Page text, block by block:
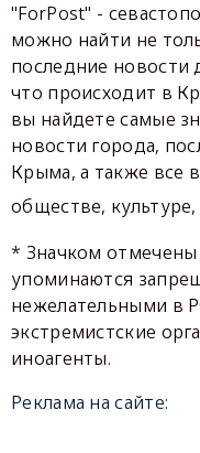
"ForPost" -
можно найти не
последние новости
что происходит в
вы найдете самые
новости города,
Крыма, а также все
обществе,
* Значком
упоминаются
нежелательными в
экстремистские
иноагенты.
Реклама на сайте: